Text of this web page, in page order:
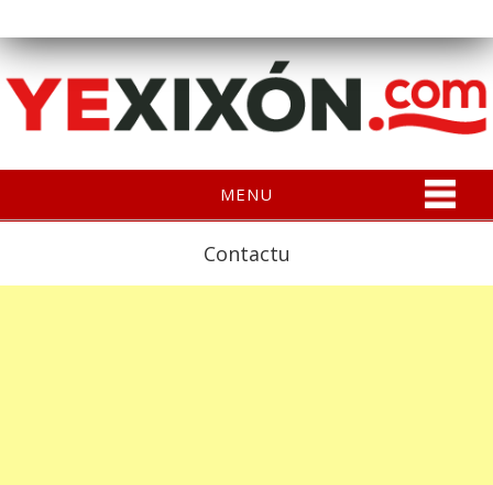
MENU
Contactu